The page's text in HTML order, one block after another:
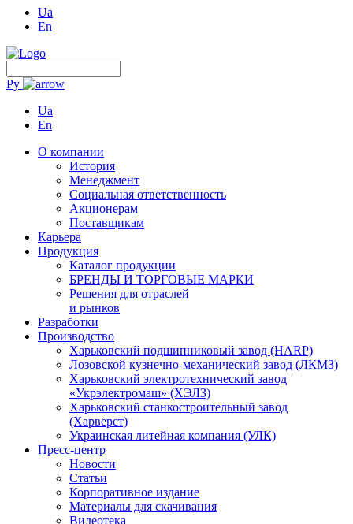
Ua
En
Ру
Ua
En
О компании
История
Менеджмент
Социальная ответственность
Акционерам
Поставщикам
Карьера
Продукция
Каталог продукции
БРЕНДЫ И ТОРГОВЫЕ МАРКИ
Решения для отраслей
и рынков
Разработки
Производство
Харьковский подшипниковый завод (HARP)
Лозовской кузнечно-механический завод (ЛКМЗ)
Харьковский электротехнический завод
«Укрэлектромаш» (ХЭЛЗ)
Харьковский станкостроительный завод
(Харверст)
Украинская литейная компания (УЛК)
Пресс-центр
Новости
Статьи
Корпоративное издание
Материалы для скачивания
Видеотека